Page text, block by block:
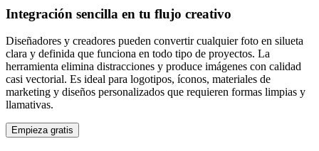
Integración sencilla en tu flujo creativo
Diseñadores y creadores pueden convertir cualquier foto en silueta
clara y definida que funciona en todo tipo de proyectos. La
herramienta elimina distracciones y produce imágenes con calidad
casi vectorial. Es ideal para logotipos, íconos, materiales de
marketing y diseños personalizados que requieren formas limpias y
llamativas.
Empieza gratis